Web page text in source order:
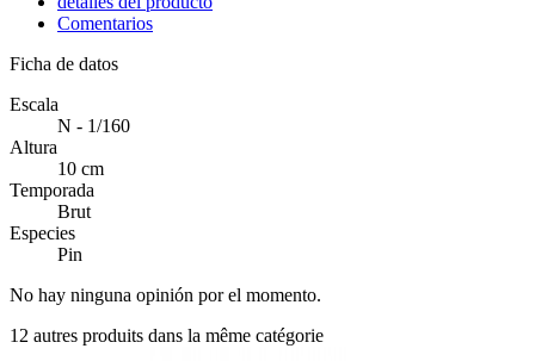
Comentarios
Ficha de datos
Escala
N - 1/160
Altura
10 cm
Temporada
Brut
Especies
Pin
No hay ninguna opinión por el momento.
12 autres produits dans la même catégorie